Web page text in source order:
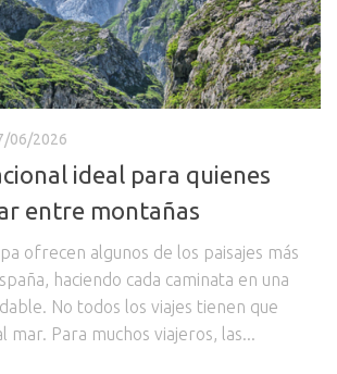
06/2026
ideal para quienes
entre montañas
ofrecen algunos de los paisajes más
haciendo cada caminata en una
No todos los viajes tienen que
Para muchos viajeros, las...